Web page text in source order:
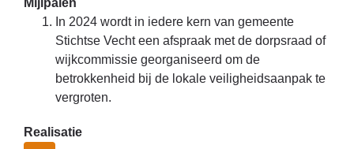
In 2024 wordt in iedere kern van gemeente
Stichtse Vecht een afspraak met de dorpsraad of
wijkcommissie georganiseerd om de
betrokkenheid bij de lokale veiligheidsaanpak te
vergroten.
Realisatie